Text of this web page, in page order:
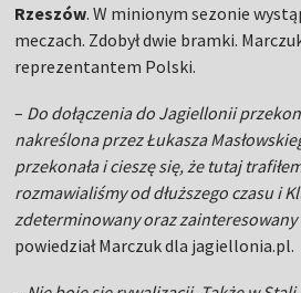
Rzeszów. W minionym sezonie
meczach. Zdobył dwie bramki.
reprezentantem Polski.
– Do dołączenia do Jagiellonii
nakreślona przez Łukasza
przekonała i cieszę się, że tutaj
rozmawialiśmy od dłuższego czasu i
zdeterminowany oraz
powiedział Marczuk dla jagiellonia.pl.